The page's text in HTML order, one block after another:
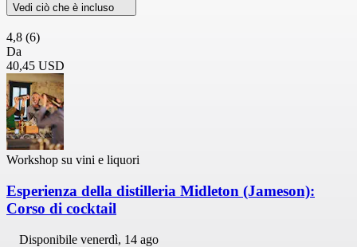
Vedi ciò che è incluso
4,8 (6)
Da
40,45 USD
Workshop su vini e liquori
Esperienza della distilleria Midleton (Jameson):
Corso di cocktail
Disponibile venerdì, 14 ago